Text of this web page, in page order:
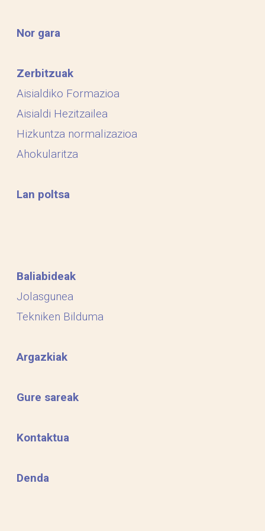
Nor gara
Zerbitzuak
Aisialdiko Formazioa
Aisialdi Hezitzailea
Hizkuntza normalizazioa
Ahokularitza
Lan poltsa
Baliabideak
Jolasgunea
Tekniken Bilduma
Argazkiak
Gure sareak
Kontaktua
Denda